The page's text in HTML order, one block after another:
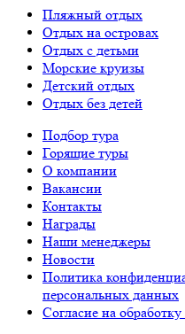
Пляжный отдых
Отдых на островах
Отдых с детьми
Морские круизы
Детский отдых
Отдых без детей
Подбор тура
Горящие туры
О компании
Вакансии
Контакты
Награды
Наши менеджеры
Новости
Политика
персональных данных
Согласие на